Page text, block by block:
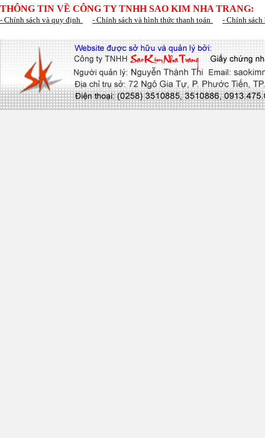
THÔNG TIN VỀ CÔNG TY TNHH SAO KIM NHA TRANG:
- Chính sách và quy định - Chính sách và hình thức thanh toán - Chính sách